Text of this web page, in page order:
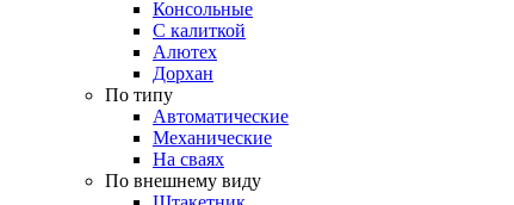
Консольные
С калиткой
Алютех
Дорхан
По типу
Автоматические
Механические
На сваях
По внешнему виду